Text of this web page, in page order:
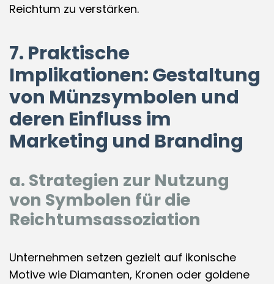
Reichtum zu verstärken.
7. Praktische
Implikationen: Gestaltung
von Münzsymbolen und
deren Einfluss im
Marketing und Branding
a. Strategien zur Nutzung
von Symbolen für die
Reichtumsassoziation
Unternehmen setzen gezielt auf ikonische
Motive wie Diamanten, Kronen oder goldene